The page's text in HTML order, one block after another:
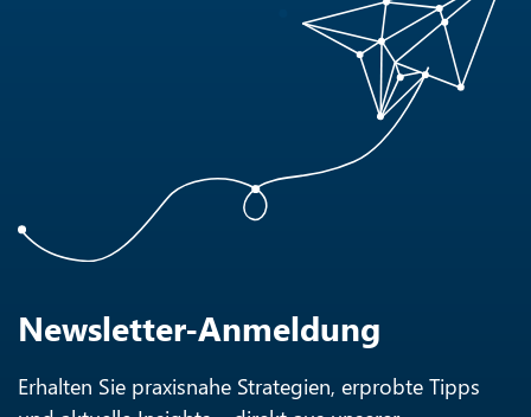
Newsletter-Anmeldung
Erhalten Sie praxisnahe Strategien, erprobte Tipps